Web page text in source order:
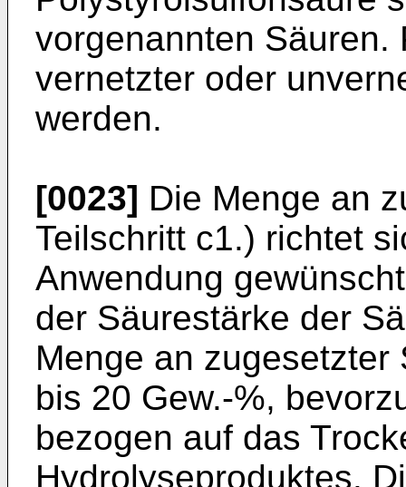
vorgenannten Säuren.
vernetzter oder
werden.
[0023] Die Menge an
Teilschritt c1.) richtet
Anwendung
der Säurestärke der
Menge an
bis 20 Gew.-%,
bezogen auf das
Hydrolyseproduktes.